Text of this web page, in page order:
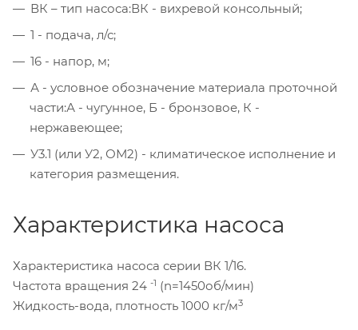
ВК – тип насоса:ВК - вихревой консольный;
1 - подача, л/с;
16 - напор, м;
А - условное обозначение материала проточной
части:А - чугунное, Б - бронзовое, К -
нержавеющее;
У3.1 (или У2, ОМ2) - климатическое исполнение и
категория размещения.
Характеристика насоса
Характеристика насоса серии ВК 1/16.
Частота вращения 24 -1 (n=1450об/мин)
Жидкость-вода, плотность 1000 кг/м3